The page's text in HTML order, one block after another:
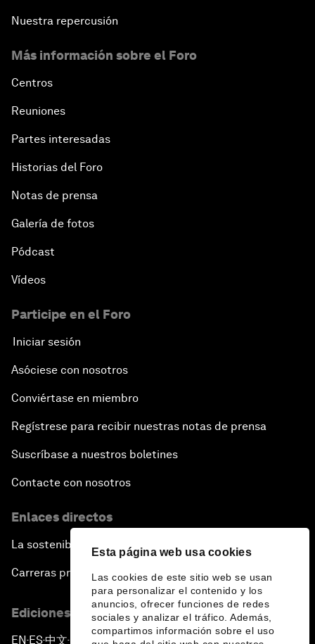
Esta página web usa cookies
Las cookies de este sitio web se usan
para personalizar el contenido y los
anuncios, ofrecer funciones de redes
sociales y analizar el tráfico. Además,
compartimos información sobre el uso
Nuestra repercusión
Más información sobre el Foro
Centros
Reuniones
Partes interesadas
Historias del Foro
Notas de prensa
Galería de fotos
Pódcast
Vídeos
Participe en el Foro
Iniciar sesión
Asóciese con nosotros
Conviértase en miembro
Regístrese para recibir nuestras notas de prensa
Suscríbase a nuestros boletines
Contacte con nosotros
Enlaces directos
La sostenibilidad en el Foro
Carreras profesionales
Ediciones en otros idiomas
EN ▪ES▪中文▪ 日本語